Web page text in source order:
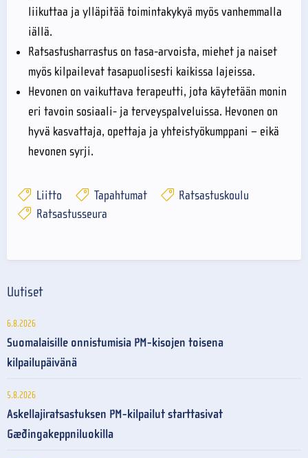
liikuttaa ja ylläpitää toimintakykyä myös vanhemmalla
iällä.
Ratsastusharrastus on tasa-arvoista, miehet ja naiset
myös kilpailevat tasapuolisesti kaikissa lajeissa.
Hevonen on vaikuttava terapeutti, jota käytetään monin
eri tavoin sosiaali- ja terveyspalveluissa. Hevonen on
hyvä kasvattaja, opettaja ja yhteistyökumppani – eikä
hevonen syrji.
Liitto Tapahtumat
Ratsastuskoulu
Ratsastusseura
Uutiset
6.8.2026
Suomalaisille onnistumisia PM-kisojen toisena
kilpailupäivänä
5.8.2026
Askellajiratsastuksen PM-kilpailut starttasivat
Gæðingakeppniluokilla